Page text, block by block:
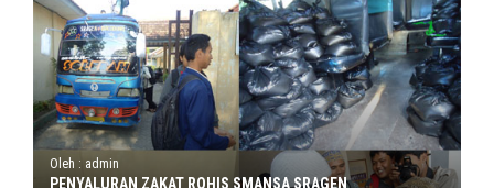
Oleh : admin
PENYALURAN ZAKAT ROHIS SMANSA SRAGEN